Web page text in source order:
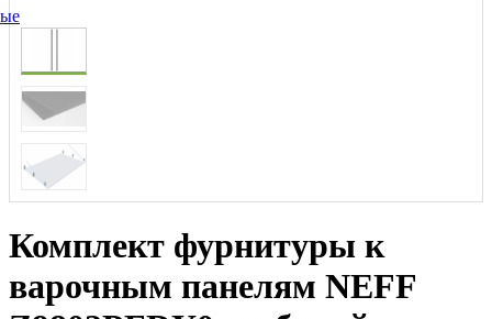
Комплект фурнитуры к
варочным панелям NEFF